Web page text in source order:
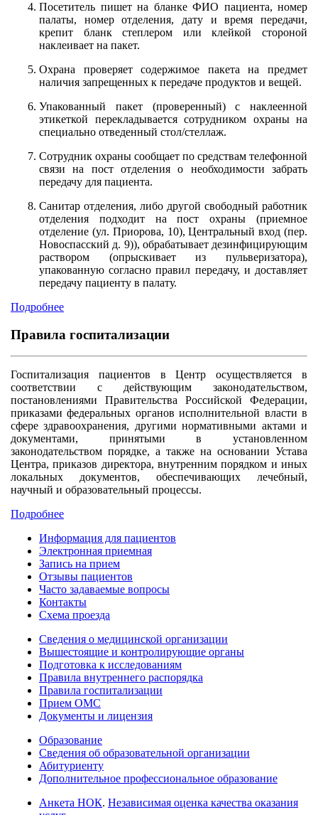
Посетитель пишет на бланке ФИО пациента, номер
палаты, номер отделения, дату и время передачи,
крепит бланк степлером или клейкой стороной
наклеивает на пакет.
Охрана проверяет содержимое пакета на предмет
наличия запрещенных к передаче продуктов и вещей.
Упакованный пакет (проверенный) с наклеенной
этикеткой перекладывается сотрудником охраны на
специально отведенный стол/стеллаж.
Сотрудник охраны сообщает по средствам телефонной
связи на пост отделения о необходимости забрать
передачу для пациента.
Санитар отделения, либо другой свободный работник
отделения подходит на пост охраны (приемное
отделение (ул. Приорова, 10), Центральный вход (пер.
Новоспасский д. 9)), обрабатывает дезинфицирующим
раствором (опрыскивает из пульверизатора),
упакованную согласно правил передачу, и доставляет
передачу пациенту в палату.
Подробнее
Правила госпитализации
Госпитализация пациентов в Центр осуществляется в
соответствии с действующим законодательством,
постановлениями Правительства Российской Федерации,
приказами федеральных органов исполнительной власти в
сфере здравоохранения, другими нормативными актами и
документами, принятыми в установленном
законодательством порядке, а также на основании Устава
Центра, приказов директора, внутренним порядком и иных
локальных документов, обеспечивающих лечебный,
научный и образовательный процессы.
Подробнее
Информация для пациентов
Электронная приемная
Запись на прием
Отзывы пациентов
Часто задаваемые вопросы
Контакты
Схема проезда
Сведения о медицинской организации
Вышестоящие и контролирующие органы
Подготовка к исследованиям
Правила внутреннего распорядка
Правила госпитализации
Прием ОМС
Документы и лицензия
Образование
Сведения об образовательной организации
Абитуриенту
Дополнительное профессиональное образование
Анкета НОК. Независимая оценка качества оказания